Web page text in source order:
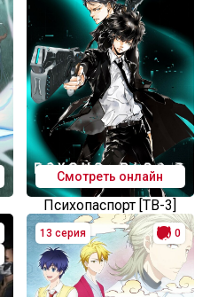
Смотреть онлайн
Психопаспорт [ТВ-3]
13 серия 0